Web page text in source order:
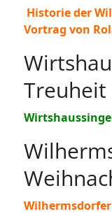
Historie der
Vortrag von
Treuheit